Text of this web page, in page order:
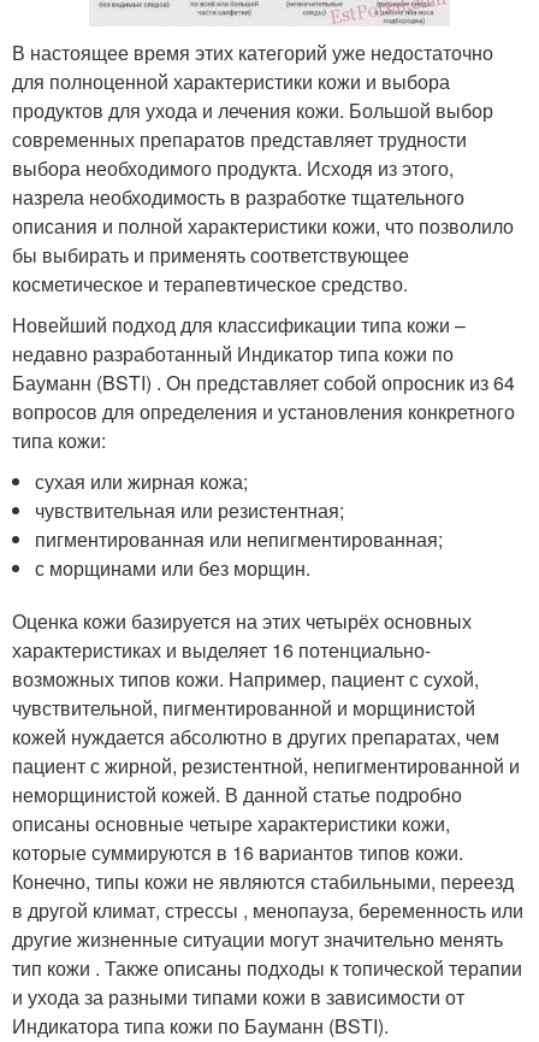
В настоящее время этих категорий уже недостаточно
для полноценной характеристики кожи и выбора
продуктов для ухода и лечения кожи. Большой выбор
современных препаратов представляет трудности
выбора необходимого продукта. Исходя из этого,
назрела необходимость в разработке тщательного
описания и полной характеристики кожи, что позволило
бы выбирать и применять соответствующее
косметическое и терапевтическое средство.
Новейший подход для классификации типа кожи –
недавно разработанный Индикатор типа кожи по
Бауманн (BSTI) . Он представляет собой опросник из 64
вопросов для определения и установления конкретного
типа кожи:
сухая или жирная кожа;
чувствительная или резистентная;
пигментированная или непигментированная;
с морщинами или без морщин.
Оценка кожи базируется на этих четырёх основных
характеристиках и выделяет 16 потенциально-
возможных типов кожи. Например, пациент с сухой,
чувствительной, пигментированной и морщинистой
кожей нуждается абсолютно в других препаратах, чем
пациент с жирной, резистентной, непигментированной и
неморщинистой кожей. В данной статье подробно
описаны основные четыре характеристики кожи,
которые суммируются в 16 вариантов типов кожи.
Конечно, типы кожи не являются стабильными, переезд
в другой климат, стрессы , менопауза, беременность или
другие жизненные ситуации могут значительно менять
тип кожи . Также описаны подходы к топической терапии
и ухода за разными типами кожи в зависимости от
Индикатора типа кожи по Бауманн (BSTI).